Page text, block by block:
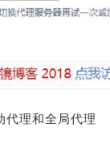
代理和全局代理